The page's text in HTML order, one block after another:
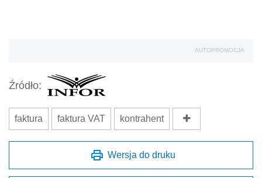
AUTOPROMOCJA
Źródło:
faktura faktura VAT kontrahent
Wersja do druku